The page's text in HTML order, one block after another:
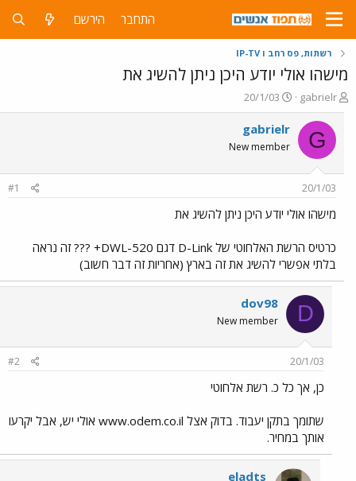
התחבר הירשם
רשתות, פס רחב ו IP-TV
מישהו אולי יודע היכן ניתן להשיג את
פ
ו
ת
ח
ה
ש
א
gabrielr
פ
ו
ר
ס
ם
ר
20/1/03
G
gabrielr
New member
20/1/03
#1
מישהו אולי יודע היכן ניתן להשיג את
כרטיס הרשת האלחוטי של D-Link דגם DWL-520+ ??? זה נראה
בלתי אפשרי להשיג את זה בארץ (אחריות זה דבר חשוב)
D
dov98
New member
20/1/03
#2
כן, אך כל כ. רשת אלחוטי
שתומך בתקן יעבוד. בדוק אצל www.odem.co.il אולי יש, אבל יקרעו
אותך במחיר.
eladts